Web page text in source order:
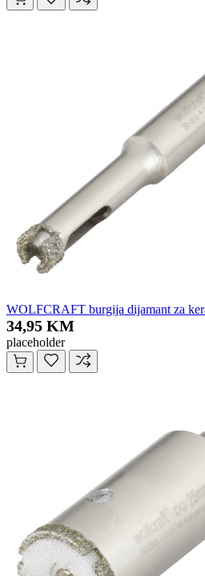
WOLFCRAFT burgija dijamant za
34,95 KM
placeholder